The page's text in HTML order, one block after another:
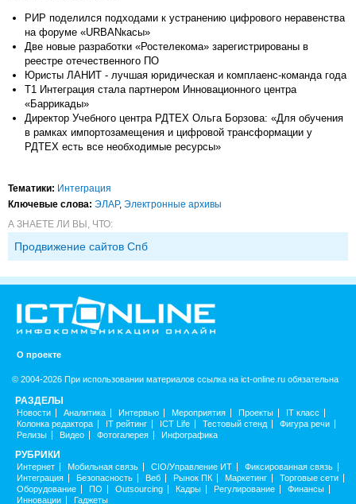
РИР поделился подходами к устранению цифрового неравенства
на форуме «URBANкасы»
Две новые разработки «Ростелекома» зарегистрированы в
реестре отечественного ПО
Юристы ЛАНИТ - лучшая юридическая и комплаенс-команда года
Т1 Интеграция стала партнером Инновационного центра
«Баррикады»
Директор Учебного центра РДТЕХ Ольга Борзова: «Для обучения
в рамках импортозамещения и цифровой трансформации у
РДТЕХ есть все необходимые ресурсы»
Тематики: Интеграция
Ключевые слова: ЭЛАР, Электронные архивы
А ЗНАЕТЕ ЛИ ВЫ, ЧТО:
Продвижение сайтов Спб
О проекте
© 2004-2026 При использовании материалов ссылка на ict-online.ru обязательна
РАЗДЕЛЫ
Новости Аналитика Интервью Мероприятия Проекты
IT класс
Колонка редактора
IT рейтинг ICT Life Тестовый стенд
Фигура речи
Релизы
Видео Фотогалерея Инфографика
РУБРИКИ
Интернет Мобильная связь CIO/Управление ИТ
Фиксированная связь
Интеграция
Безопасность Веб Рынок ПК Маркетинг
Торговые сети
Оборудование
ПО Outsourcing Кадры Регулирование
Финансы
Инновации
Гаджеты